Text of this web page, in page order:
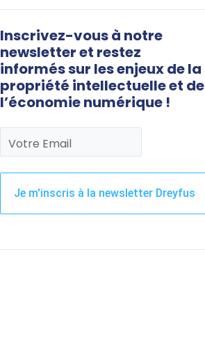
Inscrivez-vous à notre
newsletter et restez
informés sur les enjeux de la
propriété intellectuelle et de
l’économie numérique !
Votre Email
Je m'inscris à la newsletter Dreyfus